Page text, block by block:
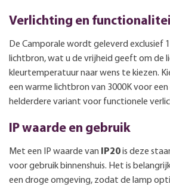
Verlichting en
De Camporale wordt geleverd exclusief 1
lichtbron, wat u de vrijheid geeft om de
kleurtemperatuur naar wens te kiezen.
een warme lichtbron van 3000K voor
helderdere variant voor functionele
IP waarde en gebruik
Met een IP waarde van IP20is deze
voor gebruik binnenshuis. Het is
een droge omgeving, zodat de lamp